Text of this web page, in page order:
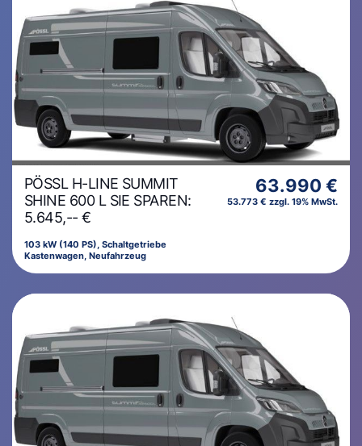
PÖSSL H-LINE SUMMIT
SHINE 600 L SIE SPAREN:
5.645,-- €
103 kW (140 PS), Schaltgetriebe
Kastenwagen, Neufahrzeug
63.990 €
53.773 € zzgl. 19% MwSt.